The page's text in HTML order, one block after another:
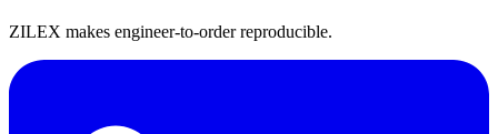
ZILEX makes engineer-to-order reproducible.